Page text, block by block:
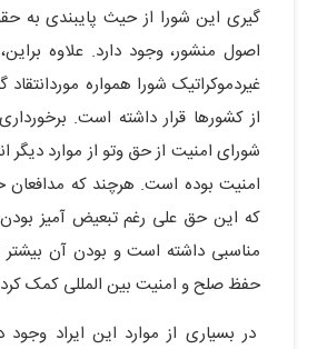
گیری این شورا از حیث پایبندی به
اصول منشور، وجود دارد. علاوه
غیردموکراتیک شورا همواره
از کشورها قرار داشته است.
شورای امنیت از حق وتو از موارد دیگر
امنیت بوده است. هرچند که مدافعان
که این حق علی رغم تبعیض آمیز
مناسبی داشته است و بودن آن بیشتر
حفظ صلح و امنیت بین المللی کمک
در بسیاری از موارد این ایراد وجود